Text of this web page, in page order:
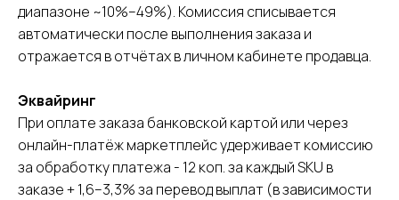
диапазоне ~10%–49%). Комиссия списывается
автоматически после выполнения заказа и
отражается в отчётах в личном кабинете продавца.
Эквайринг
При оплате заказа банковской картой или через
онлайн-платёж маркетплейс удерживает комиссию
за обработку платежа - 12 коп. за каждый SKU в
заказе + 1,6–3,3% за перевод выплат (в зависимости
Решения для
бизнеса
Фулфилмент для
маркетплейсов
Фулфилмент для
интернет-магазинов
FBO
Новости
сайты
Партнёрская
программа